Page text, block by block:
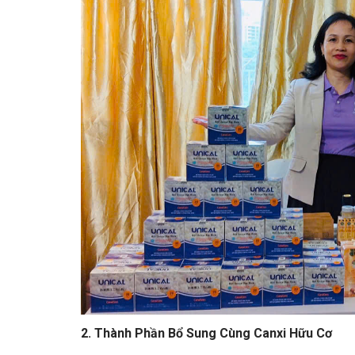
2. Thành Phần Bổ Sung Cùng Canxi Hữu Cơ